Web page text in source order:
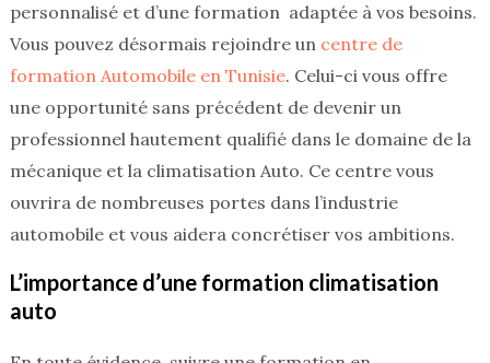
personnalisé et d’une formation adaptée à vos besoins.
Vous pouvez désormais rejoindre un centre de
formation Automobile en Tunisie. Celui-ci vous offre
une opportunité sans précédent de devenir un
professionnel hautement qualifié dans le domaine de la
mécanique et la climatisation Auto. Ce centre vous
ouvrira de nombreuses portes dans l’industrie
automobile et vous aidera concrétiser vos ambitions.
L’importance d’une formation climatisation
auto